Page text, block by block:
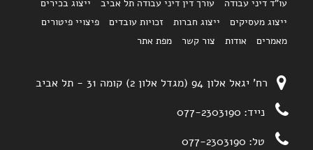
עו"ד דיני עבודה עורך דין דיני עבודה תל אביב
ייצוג בכירים
ייצוג מעסיקים
ייצוג חברות זכויות עובדים
פיצויי פיטורים
מאמרים
אודות צור קשר מפת אתר
רח' יגאל אלון 94 (מגדל אלון 2) קומה 31 - תל אביב
נייד: 077-2303190
טל: 077-2303190